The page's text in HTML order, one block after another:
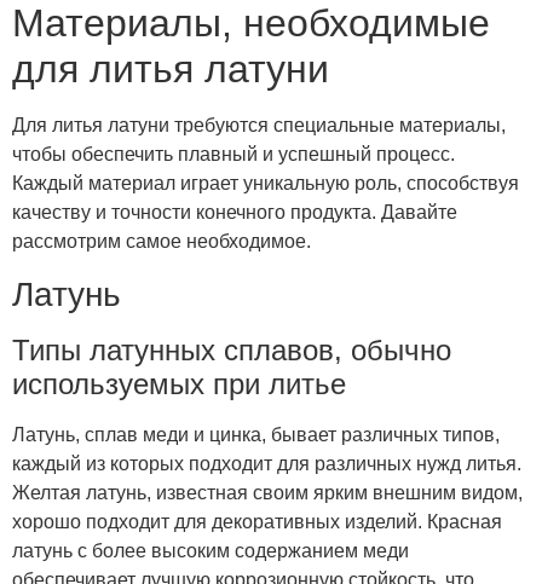
Материалы, необходимые
для литья латуни
Для литья латуни требуются специальные материалы,
чтобы обеспечить плавный и успешный процесс.
Каждый материал играет уникальную роль, способствуя
качеству и точности конечного продукта. Давайте
рассмотрим самое необходимое.
Латунь
Типы латунных сплавов, обычно
используемых при литье
Латунь, сплав меди и цинка, бывает различных типов,
каждый из которых подходит для различных нужд литья.
Желтая латунь, известная своим ярким внешним видом,
хорошо подходит для декоративных изделий. Красная
латунь с более высоким содержанием меди
обеспечивает лучшую коррозионную стойкость, что